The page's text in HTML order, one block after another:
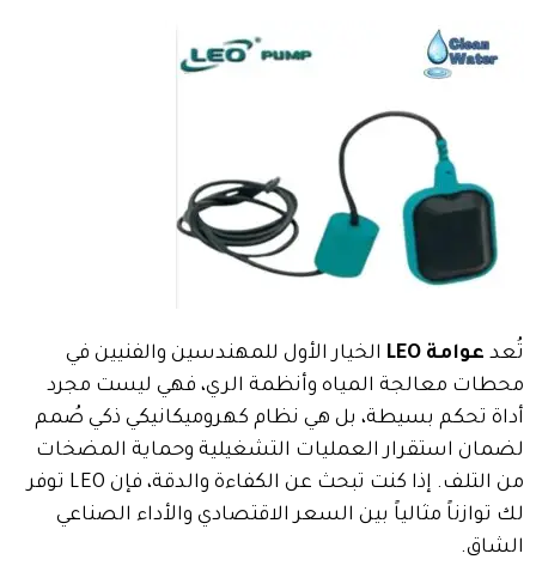
تُعد عوامة LEO
الخيار الأول للمهندسين والفنيين في
محطات معالجة المياه وأنظمة الري، فهي ليست مجرد
أداة تحكم بسيطة، بل هي نظام كهروميكانيكي ذكي صُمم
لضمان استقرار العمليات التشغيلية وحماية المضخات
من التلف. إذا كنت تبحث عن الكفاءة والدقة، فإن LEO توفر
لك توازناً مثالياً بين السعر الاقتصادي والأداء الصناعي
الشاق.